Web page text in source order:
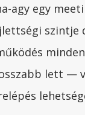
agy egy
szintje
lett —